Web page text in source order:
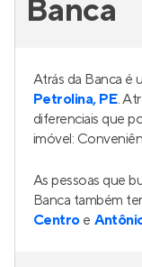
Banca
Atrás da Banca é
Petrolina, PE.
diferenciais que
imóvel:
As pessoas que
Banca também
Centro e